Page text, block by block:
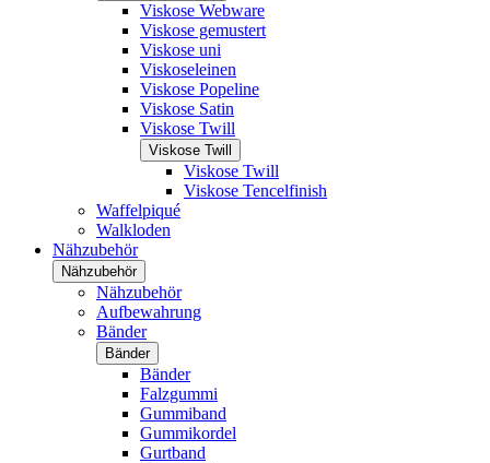
Viskose Webware
Viskose gemustert
Viskose uni
Viskoseleinen
Viskose Popeline
Viskose Satin
Viskose Twill
Viskose Twill
Viskose Twill
Viskose Tencelfinish
Waffelpiqué
Walkloden
Nähzubehör
Nähzubehör
Nähzubehör
Aufbewahrung
Bänder
Bänder
Bänder
Falzgummi
Gummiband
Gummikordel
Gurtband